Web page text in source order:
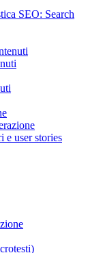
SEO: Search
e user stories